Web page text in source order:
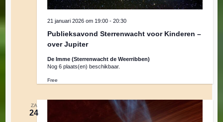
Publieksavond Sterrenwacht voor Kinderen –
over Jupiter
21 januari 2026 om 19:00 -20:30
De Imme (Sterrenwacht de Weerribben)
Nog 6 plaats(en) beschikbaar.
Free
ZA
24